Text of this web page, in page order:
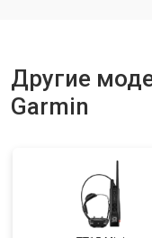
Другие
Garmin